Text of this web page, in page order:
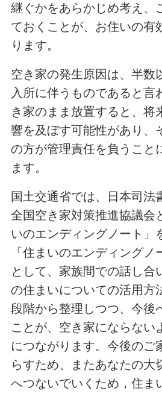
継ぐかをあらかじめ考え、
ておくことが、お住いの有
ります。
空き家の発生原因は、半数
入所に伴うものであると言
き家のまま放置すると、将
響を及ぼす可能性があり、
の方が管理責任を負うこと
ます。
国土交通省では、日本司法
全国空き家対策推進協議会
いのエンディングノート」
「住まいのエンディング
として、家族間での話し合
の住まいについての活用方
段階から整理しつつ、今後
ことが、空き家にならない
につながります。今後のご
らすため、またあなたの大
へつないでいくため，住ま